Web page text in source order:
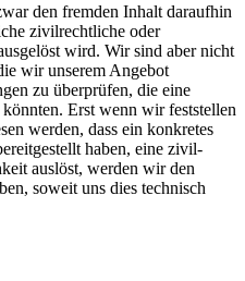
den fremden Inhalt daraufhin
zivilrechtliche oder
wird. Wir sind aber nicht
wir unserem Angebot
zu überprüfen, die eine
Erst wenn wir feststellen
werden, dass ein konkretes
haben, eine zivil-
auslöst, werden wir den
soweit uns dies technisch